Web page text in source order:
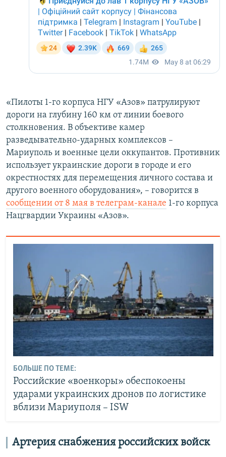
«Пилоты 1-го корпуса НГУ «Азов» патрулируют
дороги на глубину 160 км от линии боевого
столкновения. В объективе камер
разведывательно-ударных комплексов –
Мариуполь и военные цели оккупантов. Противник
использует украинские дороги в городе и его
окрестностях для перемещения личного состава и
другого военного оборудования», – говорится в
сообщении от 8 мая в телеграм-канале 1-го корпуса
Нацгвардии Украины «Азов».
БОЛЬШЕ ПО ТЕМЕ:
Российские «военкоры» обеспокоены
ударами украинских дронов по логистике
вблизи Мариуполя – ISW
Артерия снабжения российских войск